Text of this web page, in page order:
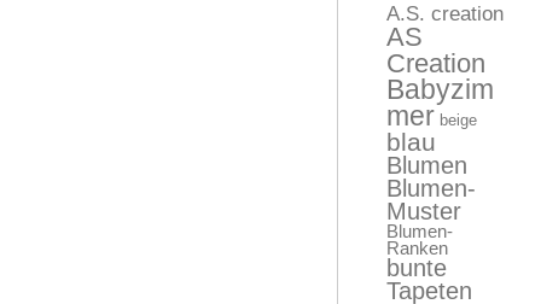
A.S. creation
AS
Creation
Babyzim
mer beige
blau
Blumen
Blumen-
Muster
Blumen-
Ranken
bunte
Tapeten